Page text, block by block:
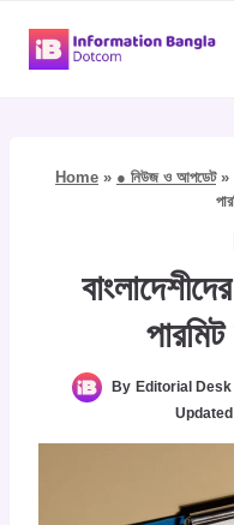
Home » ● নিউজ ও আপডেট»
By Editorial Desk